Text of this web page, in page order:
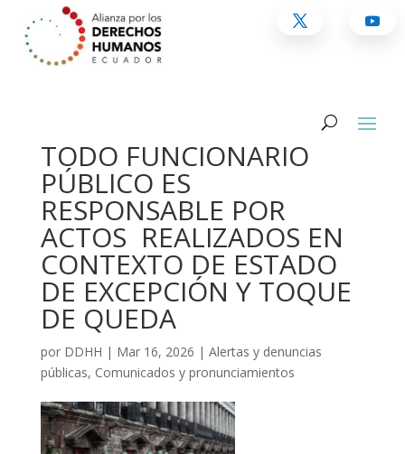
TODO FUNCIONARIO
PÚBLICO ES
RESPONSABLE POR
ACTOS REALIZADOS EN
CONTEXTO DE ESTADO
DE EXCEPCIÓN Y TOQUE
DE QUEDA
por DDHH | Mar 16, 2026 | Alertas y denuncias
públicas, Comunicados y pronunciamientos